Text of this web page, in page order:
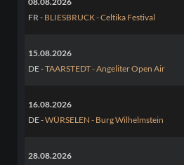
FR - BLIESBRUCK - Celtika Festival
15.08.2026
DE -TAARSTEDT - Angeliter Open Air
16.08.2026
DE -WÜRSELEN - Burg Wilhelmstein
28.08.2026